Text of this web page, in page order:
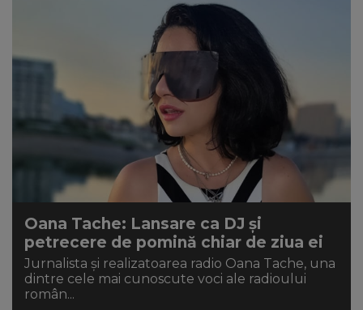
Oana Tache: Lansare ca DJ și
petrecere de pomină chiar de ziua ei
Jurnalista și realizatoarea radio Oana Tache, una
dintre cele mai cunoscute voci ale radioului
român...